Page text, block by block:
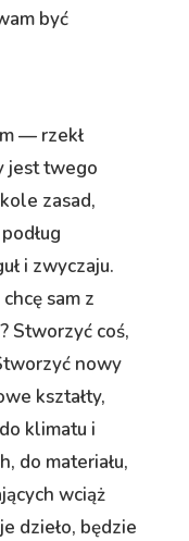
być
— rzekł
jest twego
zasad,
i zwyczaju.
sam z
Stworzyć coś,
nowy
kształty,
klimatu i
do materiału,
wciąż
dzieło, będzie